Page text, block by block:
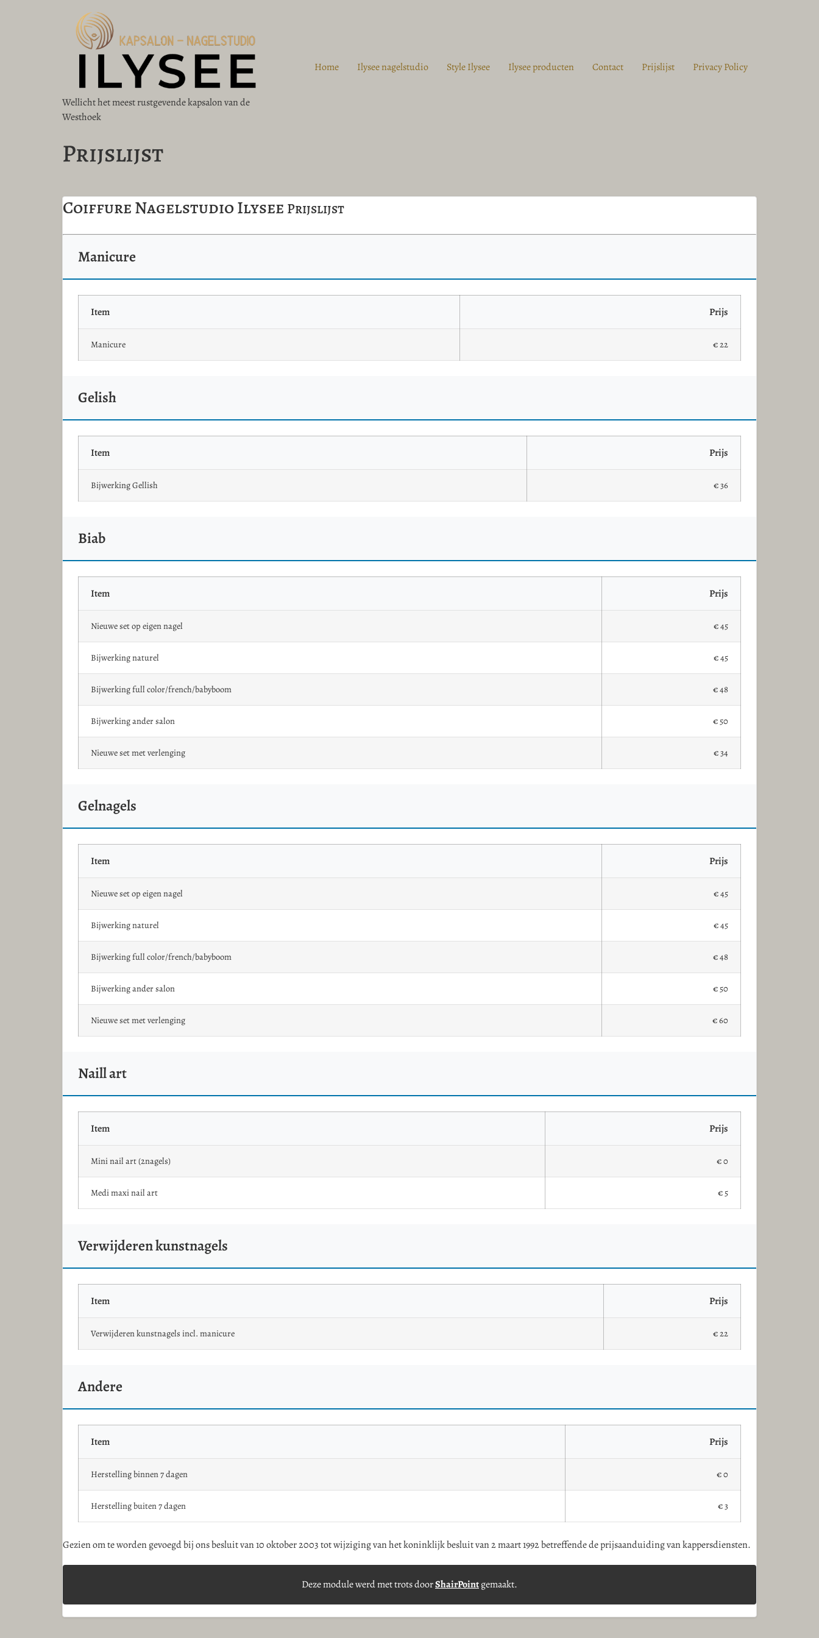
Wellicht het meest rustgevende kapsalon van de
Westhoek
Home Ilysee nagelstudio Style Ilysee Ilysee producten Contact Prijslijst Privacy Policy
Prijslijst
Coiffure Nagelstudio Ilysee Prijslijst
Manicure
Item Prijs
Manicure € 22
Gelish
Item Prijs
Bijwerking Gellish € 36
Biab
Item Prijs
Nieuwe set op eigen nagel € 45
Bijwerking naturel € 45
Bijwerking full color/french/babyboom € 48
Bijwerking ander salon € 50
Nieuwe set met verlenging € 34
Gelnagels
Item Prijs
Nieuwe set op eigen nagel € 45
Bijwerking naturel € 45
Bijwerking full color/french/babyboom € 48
Bijwerking ander salon € 50
Nieuwe set met verlenging € 60
Naill art
Item Prijs
Mini nail art (2nagels) € 0
Medi maxi nail art € 5
Verwijderen kunstnagels
Item Prijs
Verwijderen kunstnagels incl. manicure € 22
Andere
Item Prijs
Herstelling binnen 7 dagen € 0
Herstelling buiten 7 dagen € 3
Gezien om te worden gevoegd bij ons besluit van 10 oktober 2003 tot wijziging van het koninklijk besluit van 2 maart 1992 betreffende de prijsaanduiding van kappersdiensten.
Deze module werd met trots doorShairPointgemaakt.